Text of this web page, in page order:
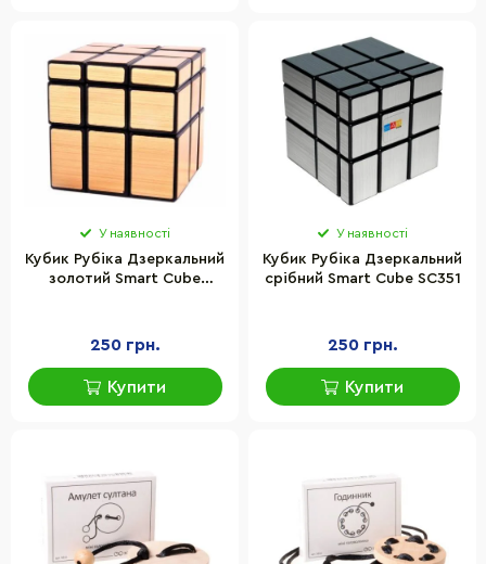
У наявності
Кубик Рубіка Дзеркальний
золотий Smart Cube
250 грн.
Купити
У наявності
Кубик Рубіка Дзеркальний
срібний Smart Cube SC351
250 грн.
Купити